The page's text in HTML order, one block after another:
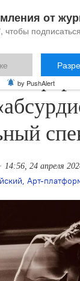
14:56, 24 апреля
, Арт-
от
by PushAlert